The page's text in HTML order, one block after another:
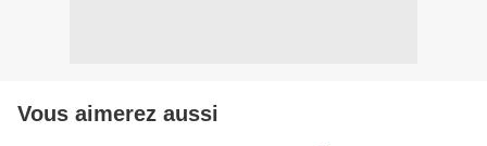
Vous aimerez aussi